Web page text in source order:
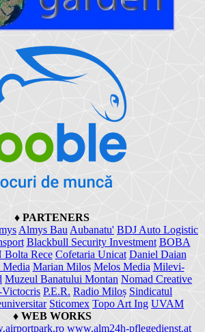
♦ PARTENERS
Almys Bau Aubanatu' BDJ Auto Logistic
Blackbull Security Investment BOBA
Rece Cofetaria Unicat Daniel Daian
Media Marian Milos Melos Media Milevi-
Muzeul Banatului Montan Nomad Creative
Victocris P.E.R. Radio Miloș Sindicatul
Sticomex Topo Art Ing UVAM
♦ WEB WORKS
www.alm24h-pflegedienst.at